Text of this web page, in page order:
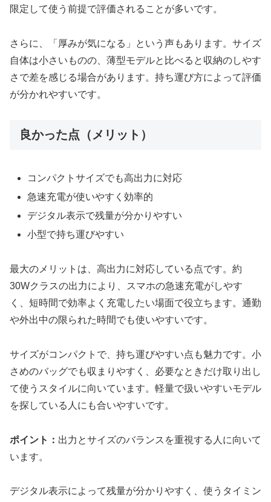
限定して使う前提で評価されることが多いです。
さらに、「厚みが気になる」という声もあります。サイズ
自体は小さいものの、薄型モデルと比べると収納のしやす
さで差を感じる場合があります。持ち運び方によって評価
が分かれやすいです。
良かった点（メリット）
コンパクトサイズでも高出力に対応
急速充電が使いやすく効率的
デジタル表示で残量が分かりやすい
小型で持ち運びやすい
最大のメリットは、高出力に対応している点です。約
30Wクラスの出力により、スマホの急速充電がしやす
く、短時間で効率よく充電したい場面で役立ちます。通勤
や外出中の限られた時間でも使いやすいです。
サイズがコンパクトで、持ち運びやすい点も魅力です。小
さめのバッグでも収まりやすく、必要なときだけ取り出し
て使うスタイルに向いています。軽量で扱いやすいモデル
を探している人にも合いやすいです。
ポイント： 出力とサイズのバランスを重視する人に向いて
います。
デジタル表示によって残量が分かりやすく、使うタイミン